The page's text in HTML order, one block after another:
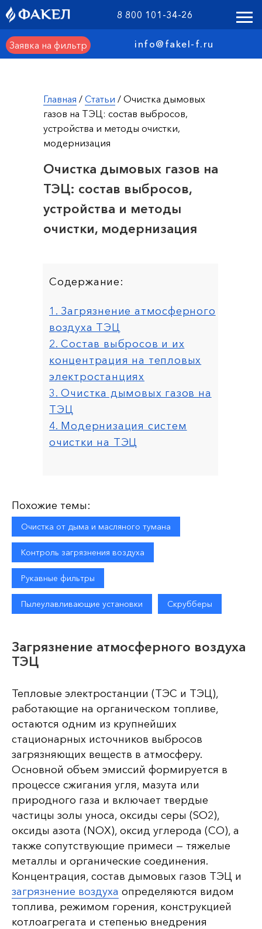
8 800 101-34-26
Заявка на фильтр info@fakel-f.ru
Главная / Статьи / Очистка дымовых
газов на ТЭЦ: состав выбросов,
устройства и методы очистки,
модернизация
Очистка дымовых газов на
ТЭЦ: состав выбросов,
устройства и методы
очистки, модернизация
Содержание:
1. Загрязнение атмосферного
воздуха ТЭЦ
2. Состав выбросов и их
концентрация на тепловых
электростанциях
3. Очистка дымовых газов на
ТЭЦ
4. Модернизация систем
очистки на ТЭЦ
Похожие темы:
Очистка от дыма и масляного тумана
Контроль загрязнения воздуха
Рукавные фильтры
Пылеулавливающие установки Скрубберы
Загрязнение атмосферного воздуха
ТЭЦ
Тепловые электростанции (ТЭС и ТЭЦ),
работающие на органическом топливе,
остаются одним из крупнейших
стационарных источников выбросов
загрязняющих веществ в атмосферу.
Основной объем эмиссий формируется в
процессе сжигания угля, мазута или
природного газа и включает твердые
частицы золы уноса, оксиды серы (SO2),
оксиды азота (NOX), оксид углерода (CO), а
также сопутствующие примеси — тяжелые
металлы и органические соединения.
Концентрация, состав дымовых газов ТЭЦ и
загрязнение воздуха определяются видом
топлива, режимом горения, конструкцией
котлоагрегата и степенью внедрения